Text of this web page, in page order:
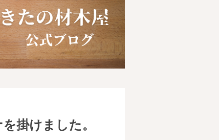
掛けました。